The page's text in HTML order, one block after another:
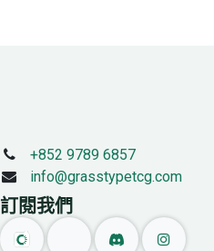
+852 9789 6857
info@grasstypetcg.com
訂閱我們